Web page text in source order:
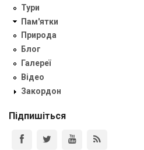
Тури
Пам'ятки
Природа
Блог
Галереї
Відео
Закордон
Підпишіться